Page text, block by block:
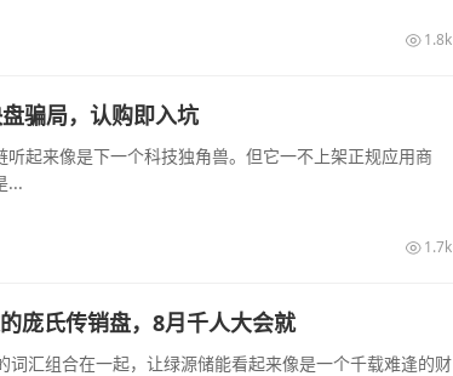
1.8k
骗局，认购即入坑
起来像是下一个科技独角兽。但它一不上架正规应用商
...
1.7k
庞氏传销盘，8月千人大会就
汇组合在一起，让绿源储能看起来像是一个千载难逢的财